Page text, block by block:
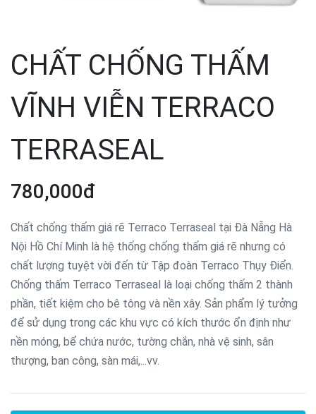
CHẤT CHỐNG THẤM
VĨNH VIỄN TERRACO
TERRASEAL
780,000đ
Chất chống thấm giá rẽ Terraco Terraseal tại Đà Nẵng Hà
Nội Hồ Chí Minh là hệ thống chống thấm giá rẽ nhưng có
chất lượng tuyệt vời đến từ Tập đoàn Terraco Thụy Điển.
Chống thấm Terraco Terraseal là loại chống thấm 2 thành
phần, tiết kiệm cho bê tông và nền xây. Sản phẩm lý tưởng
để sử dụng trong các khu vực có kích thước ổn định như
nền móng, bể chứa nước, tường chắn, nhà vệ sinh, sân
thượng, ban công, sàn mái,...vv.